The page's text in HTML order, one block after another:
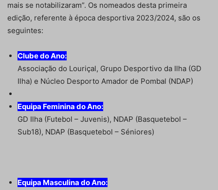
mais se notabilizaram”. Os nomeados desta primeira
edição, referente à época desportiva 2023/2024, são os
seguintes:
Clube do Ano:
Associação do Louriçal, Grupo Desportivo da Ilha (GD
Ilha) e Núcleo Desporto Amador de Pombal (NDAP)
Equipa Feminina do Ano:
GD Ilha (Futebol – Juvenis), NDAP (Basquetebol –
Sub18), NDAP (Basquetebol – Séniores)
Equipa Masculina do Ano: